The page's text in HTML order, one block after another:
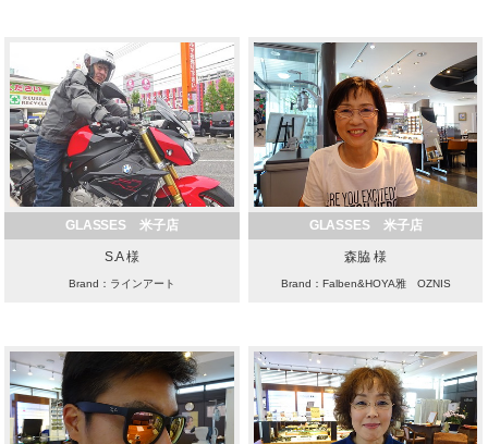
GLASSES 米子店
S.A 様
Brand：ラインアート
GLASSES 米子店
森脇 様
Brand：Falben&HOYA雅 OZNIS